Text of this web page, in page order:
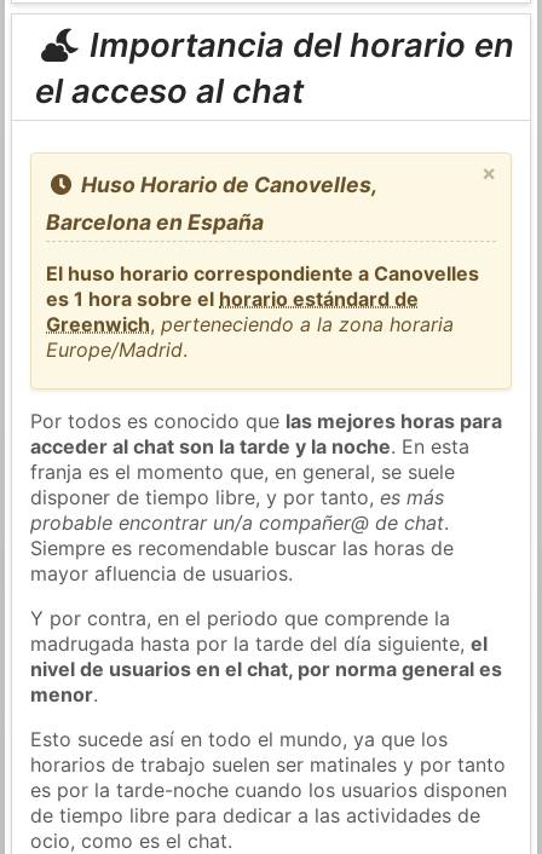
Importancia del horario en
el acceso al chat
×
Huso Horario de Canovelles,
Barcelona en España
El huso horario correspondiente a Canovelles
es 1 hora sobre el horario estándard de
Greenwich,perteneciendo a la zona horaria
Europe/Madrid.
Por todos es conocido que las mejores horas para
acceder al chat son la tarde y la noche. En esta
franja es el momento que, en general, se suele
disponer de tiempo libre, y por tanto,es más
probable encontrar un/a compañer@ de chat.
Siempre es recomendable buscar las horas de
mayor afluencia de usuarios.
Y por contra, en el periodo que comprende la
madrugada hasta por la tarde del día siguiente,el
nivel de usuarios en el chat, por norma general es
menor.
Esto sucede así en todo el mundo, ya que los
horarios de trabajo suelen ser matinales y por tanto
es por la tarde-noche cuando los usuarios disponen
de tiempo libre para dedicar a las actividades de
ocio, como es el chat.